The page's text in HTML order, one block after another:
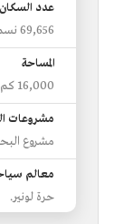
عدد السكان
69,656 نسمة.
المساحة
16,000 كم2.
مشروعات
مشروع
معالم
حرة لونير.